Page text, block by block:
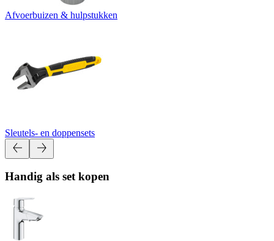
Afvoerbuizen & hulpstukken
Sleutels- en doppensets
Handig als set kopen